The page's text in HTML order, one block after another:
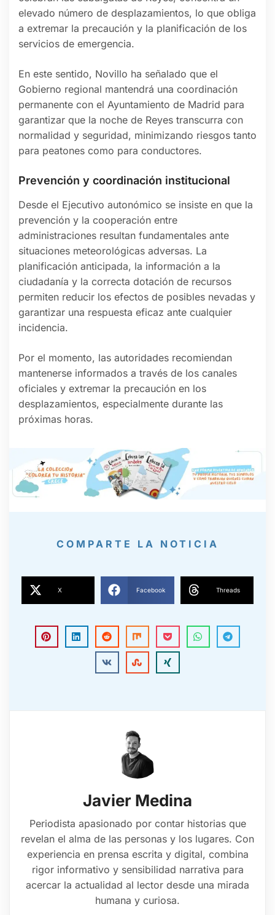
elevado número de desplazamientos, lo que obliga
a extremar la precaución y la planificación de los
servicios de emergencia.
En este sentido, Novillo ha señalado que el
Gobierno regional mantendrá una coordinación
permanente con el Ayuntamiento de Madrid para
garantizar que la noche de Reyes transcurra con
normalidad y seguridad, minimizando riesgos tanto
para peatones como para conductores.
Prevención y coordinación institucional
Desde el Ejecutivo autonómico se insiste en que la
prevención y la cooperación entre
administraciones resultan fundamentales ante
situaciones meteorológicas adversas. La
planificación anticipada, la información a la
ciudadanía y la correcta dotación de recursos
permiten reducir los efectos de posibles nevadas y
garantizar una respuesta eficaz ante cualquier
incidencia.
Por el momento, las autoridades recomiendan
mantenerse informados a través de los canales
oficiales y extremar la precaución en los
desplazamientos, especialmente durante las
próximas horas.
COMPARTE LA NOTICIA
X Facebook Threads
Javier Medina
Periodista apasionado por contar historias que
revelan el alma de las personas y los lugares. Con
experiencia en prensa escrita y digital, combina
rigor informativo y sensibilidad narrativa para
acercar la actualidad al lector desde una mirada
humana y curiosa.